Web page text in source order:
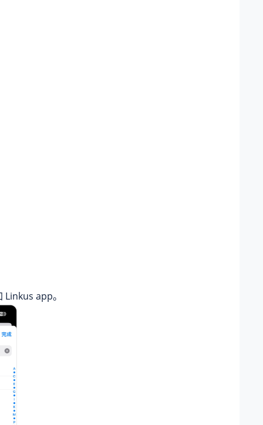
Linkus app。